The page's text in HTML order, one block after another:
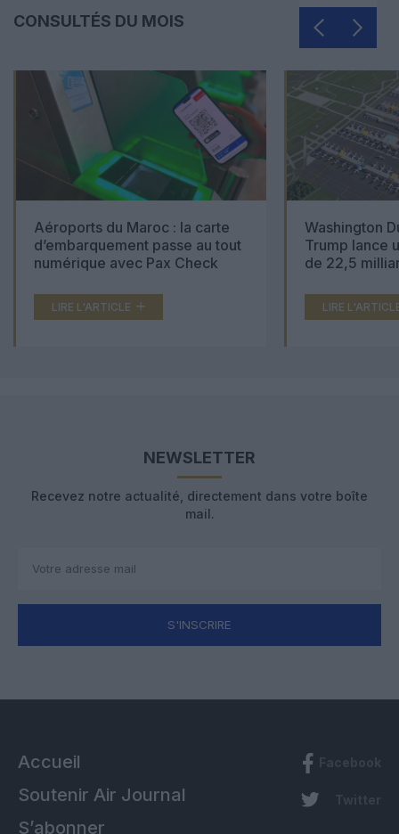
CONSULTÉS DU MOIS
Aéroports du Maroc : la carte
d’embarquement passe au tout
numérique avec Pax Check
LIRE L'ARTICLE
Washington
Trump lance
de 22,5
LIRE
NEWSLETTER
Recevez notre actualité, directement dans votre boîte
mail.
S'INSCRIRE
Accueil
Soutenir Air Journal
S’abonner